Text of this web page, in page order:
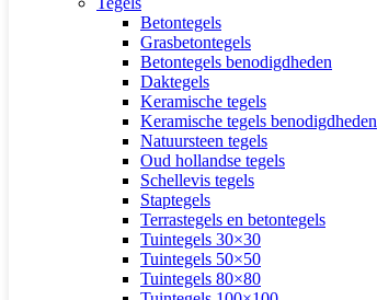
Betontegels
Grasbetontegels
Betontegels benodigdheden
Daktegels
Keramische tegels
Keramische tegels benodigdheden
Natuursteen tegels
Oud hollandse tegels
Schellevis tegels
Staptegels
Terrastegels en betontegels
Tuintegels 30×30
Tuintegels 50×50
Tuintegels 80×80